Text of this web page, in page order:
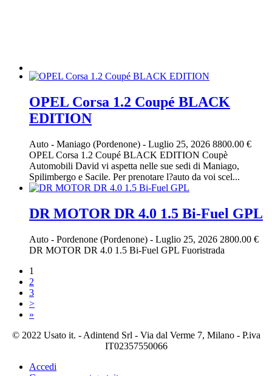
OPEL Corsa 1.2 Coupé BLACK
EDITION
Auto - Maniago (Pordenone) - Luglio 25, 2026 8800.00 €
OPEL Corsa 1.2 Coupé BLACK EDITION Coupè
Automobili David vi aspetta nelle sue sedi di Maniago,
Spilimbergo e Sacile. Per prenotare l?auto da voi scel...
DR MOTOR DR 4.0 1.5 Bi-Fuel GPL
Auto - Pordenone (Pordenone) - Luglio 25, 2026 2800.00 €
DR MOTOR DR 4.0 1.5 Bi-Fuel GPL Fuoristrada
1
2
3
>
»
© 2022 Usato it. - Adintend Srl - Via dal Verme 7, Milano - P.iva
IT02357550066
Accedi